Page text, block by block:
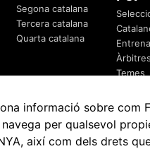
Segona catalana
Tercera catalana
Quarta catalana
Àrbitres
Temes
Avis
informació sobre com
per qualsevol
així com dels drets